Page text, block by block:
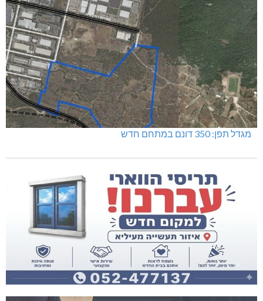
מגדל תפן: 350 דונם במתחם חדש